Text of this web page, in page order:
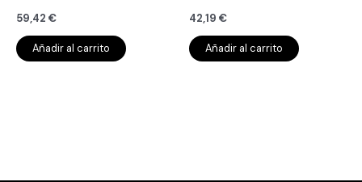
59,42 €
Añadir al carrito
42,19 €
Añadir al carrito